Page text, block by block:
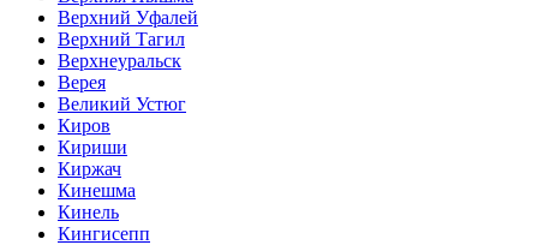
Верхний Уфалей
Верхний Тагил
Верхнеуральск
Верея
Великий Устюг
Киров
Кириши
Киржач
Кинешма
Кинель
Кингисепп